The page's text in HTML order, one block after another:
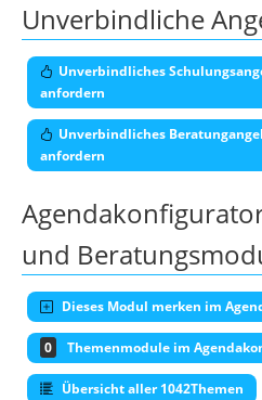
Unverbindliche
Unverbindliches
anfordern
Unverbindliches
anfordern
und
Dieses Modul merken im
0 Themenmodule im
Übersicht aller 1042Themen